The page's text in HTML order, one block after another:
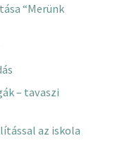
“Merünk
– tavaszi
az iskola